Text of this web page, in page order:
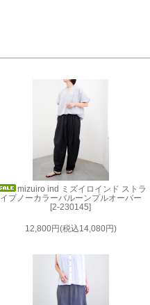
mizuiro ind ミズイロインド ストラ
イプノーカラーバルーンプルオーバー
[2-230145]
12,800円(税込14,080円)